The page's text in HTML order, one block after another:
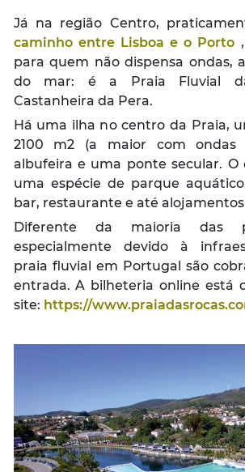
Já na região Centro,
caminho entre Lisboa e o Porto
para quem não dispensa ondas,
do mar: é a Praia Fluvial
Castanheira da Pera.
Há uma ilha no centro da Praia,
2100 m2 (a maior com ondas
albufeira e uma ponte secular.
uma espécie de parque
bar, restaurante e até
Diferente da maioria das
especialmente devido à
praia fluvial em Portugal são
entrada. A bilheteria online está
site: https://